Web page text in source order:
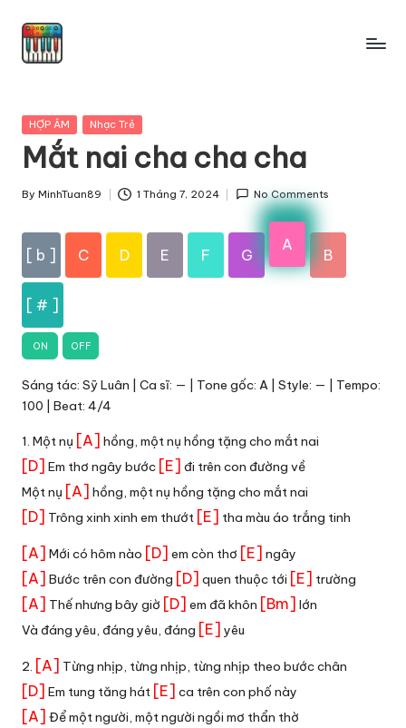
Skip
Posted
HỢP ÂM Nhạc Trẻ
Mắt nai cha cha cha
Posted
By MinhTuan89 1 Tháng 7, 2024 No Comments
[ b ] C D E F G
A
B
[ # ]
ON OFF
Sáng tác: Sỹ Luân | Ca sĩ: — | Tone gốc: A | Style: — | Tempo:
100 | Beat: 4/4
1. Một nụ [A] hồng, một nụ hồng tặng cho mắt nai
[D] Em thơ ngây bước [E] đi trên con đường về
Một nụ [A] hồng, một nụ hồng tặng cho mắt nai
[D] Trông xinh xinh em thướt [E] tha màu áo trắng tinh
[A] Mới có hôm nào [D] em còn thơ [E] ngây
[A] Bước trên con đường [D] quen thuộc tới [E] trường
[A] Thế nhưng bây giờ [D] em đã khôn [Bm] lớn
Và đáng yêu, đáng yêu, đáng [E] yêu
2. [A] Từng nhịp, từng nhịp, từng nhịp theo bước chân
[D] Em tung tăng hát [E] ca trên con phố này
[A] Để một người, một người ngồi mơ thẩn thờ